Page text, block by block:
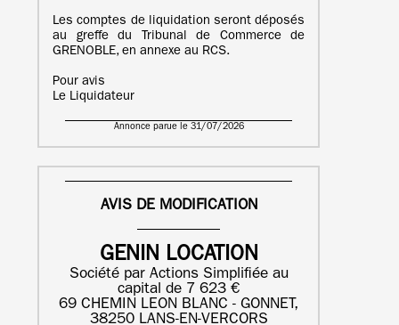
Les comptes de liquidation seront déposés
au greffe du Tribunal de Commerce de
GRENOBLE, en annexe au RCS.
Pour avis
Le Liquidateur
Annonce parue le 31/07/2026
AVIS DE MODIFICATION
GENIN LOCATION
Société par Actions Simplifiée au
capital de 7 623 €
69 CHEMIN LEON BLANC - GONNET,
38250 LANS-EN-VERCORS